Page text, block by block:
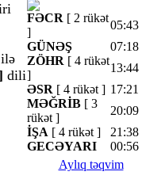
dili
FƏCR [ 2 rükət
]
05:43
GÜNƏŞ
07:18
ZÖHR [ 4 rükət
]
13:44
ƏSR [ 4 rükət ] 17:21
MƏĞRİB [ 3
rükət ]
20:09
İŞA [ 4 rükət ]
21:38
GECƏYARI
00:56
Aylıq təqvim